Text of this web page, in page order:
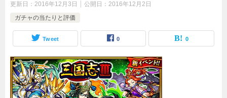
更新日： 2016年12月3日 公開日： 2016年12月2日
ガチャの当たりと評価
Tweet 0 0